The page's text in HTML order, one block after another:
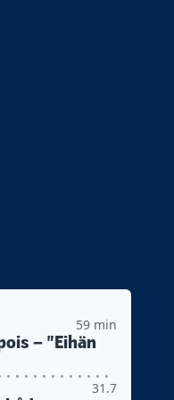
59 min
– ”Eihän
31.7